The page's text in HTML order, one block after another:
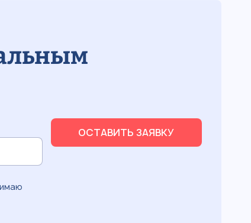
ОСТАВИТЬ ЗАЯВКУ